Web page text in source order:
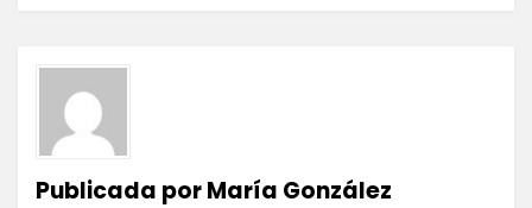
Publicada porMaría González